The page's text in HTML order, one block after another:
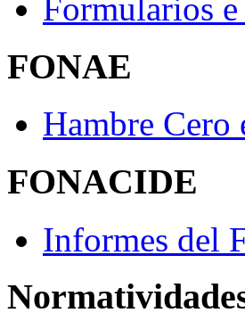
Formularios
FONAE
Hambre Cero
FONACIDE
Informes del